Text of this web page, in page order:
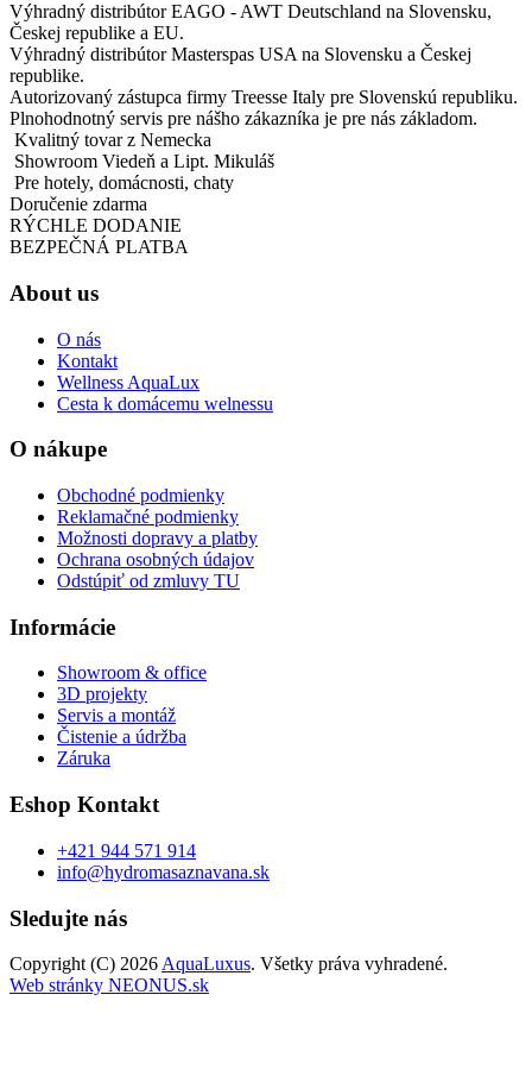
Výhradný distribútor EAGO - AWT Deutschland na Slovensku,
Českej republike a EU.
Výhradný distribútor Masterspas USA na Slovensku a Českej
republike.
Autorizovaný zástupca firmy Treesse Italy pre Slovenskú republiku.
Plnohodnotný servis pre nášho zákazníka je pre nás základom.
Kvalitný tovar z Nemecka
Showroom Viedeň a Lipt. Mikuláš
Pre hotely, domácnosti, chaty
Doručenie zdarma
RÝCHLE DODANIE
BEZPEČNÁ PLATBA
About us
O nás
Kontakt
Wellness AquaLux
Cesta k domácemu welnessu
O nákupe
Obchodné podmienky
Reklamačné podmienky
Možnosti dopravy a platby
Ochrana osobných údajov
Odstúpiť od zmluvy TU
Informácie
Showroom & office
3D projekty
Servis a montáž
Čistenie a údržba
Záruka
Eshop Kontakt
+421 944 571 914
info@hydromasaznavana.sk
Sledujte nás
Copyright (C) 2026 AquaLuxus. Všetky práva vyhradené.
Web stránky NEONUS.sk